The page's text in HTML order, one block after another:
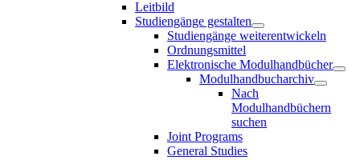
Leitbild
Studiengänge gestalten
Studiengänge weiterentwickeln
Ordnungsmittel
Elektronische Modulhandbücher
Modulhandbucharchiv
Nach
Modulhandbüchern
suchen
Joint Programs
General Studies